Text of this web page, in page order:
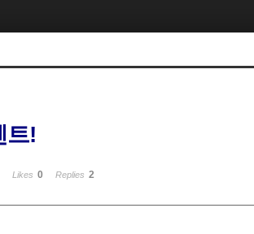
트!
Likes 0 Replies 2